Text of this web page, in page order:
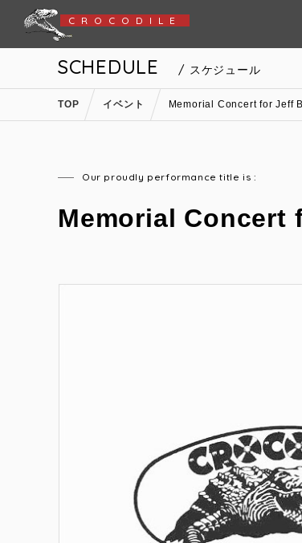
CROCODILE
SCHEDULE / スケジュール
TOP イベント Memorial Concert for Jeff
Our proudly performance title is :
Memorial Concert